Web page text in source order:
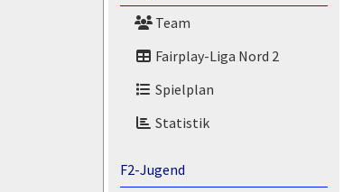
Team
Fairplay-Liga Nord 2
Spielplan
Statistik
F2-Jugend